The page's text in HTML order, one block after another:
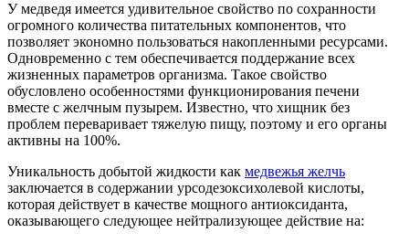
У медведя имеется удивительное свойство по сохранности
огромного количества питательных компонентов, что
позволяет экономно пользоваться накопленными ресурсами.
Одновременно с тем обеспечивается поддержание всех
жизненных параметров организма. Такое свойство
обусловлено особенностями функционирования печени
вместе с желчным пузырем. Известно, что хищник без
проблем переваривает тяжелую пищу, поэтому и его органы
активны на 100%.
Уникальность добытой жидкости как медвежья желчь
заключается в содержании урсодезоксихолевой кислоты,
которая действует в качестве мощного антиоксиданта,
оказывающего следующее нейтрализующее действие на: